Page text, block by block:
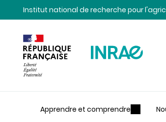
Contenu
Recherche
NavigationInstitut national de recherche pour
Apprendre et comprendre